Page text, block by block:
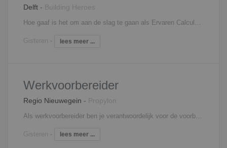
Delft - Building Heroes
Gisteren - lees meer ...
Werkvoorbereider
Regio Nieuwegein - Propylon
Gisteren - lees meer ...